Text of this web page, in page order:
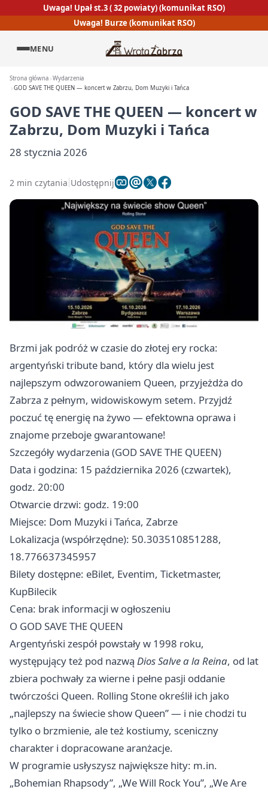
Uwaga! Upał st.3 ( 32 powiaty) (komunikat RSO)
Uwaga! Burze (komunikat RSO)
MENU
Strona główna Wydarzenia
GOD SAVE THE QUEEN — koncert w Zabrzu, Dom Muzyki i Tańca
GOD SAVE THE QUEEN — koncert w
Zabrzu, Dom Muzyki i Tańca
28 stycznia 2026
2 min czytania Udostępnij
Brzmi jak podróż w czasie do złotej ery rocka:
argentyński tribute band, który dla wielu jest
najlepszym odwzorowaniem Queen, przyjeżdża do
Zabrza z pełnym, widowiskowym setem. Przyjdź
poczuć tę energię na żywo — efektowna oprawa i
znajome przeboje gwarantowane!
Szczegóły wydarzenia (GOD SAVE THE QUEEN)
Data i godzina: 15 października 2026 (czwartek),
godz. 20:00
Otwarcie drzwi: godz. 19:00
Miejsce: Dom Muzyki i Tańca, Zabrze
Lokalizacja (współrzędne): 50.303510851288,
18.776637345957
Bilety dostępne: eBilet, Eventim, Ticketmaster,
KupBilecik
Cena: brak informacji w ogłoszeniu
O GOD SAVE THE QUEEN
Argentyński zespół powstały w 1998 roku,
występujący też pod nazwą Dios Salve a la Reina, od lat
zbiera pochwały za wierne i pełne pasji oddanie
twórczości Queen. Rolling Stone określił ich jako
„najlepszy na świecie show Queen” — i nie chodzi tu
tylko o brzmienie, ale też kostiumy, sceniczny
charakter i dopracowane aranżacje.
W programie usłyszysz największe hity: m.in.
„Bohemian Rhapsody”, „We Will Rock You”, „We Are